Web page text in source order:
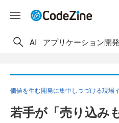
AI アプリケーション開発
価値を生む開発に集中しつづける現場
若手が「売り込み